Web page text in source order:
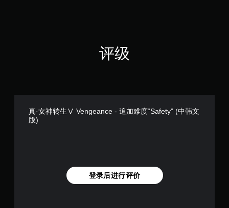
评级
真·女神转生Ⅴ Vengeance - 追加难度“Safety” (中韩文
版)
登录后进行评价